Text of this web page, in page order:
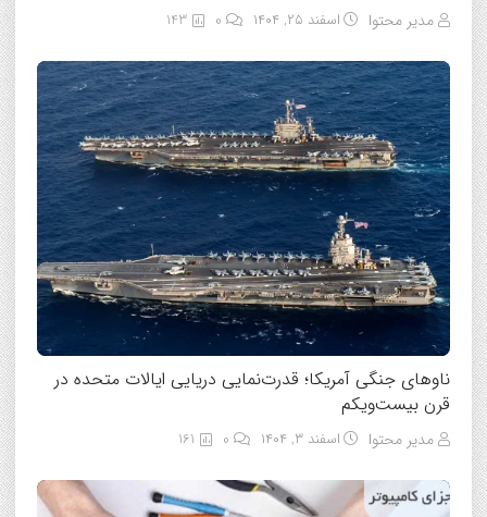
مدیر محتوا اسفند ۲۵, ۱۴۰۴ 143
ناوهای جنگی آمریکا؛ قدرت‌نمایی دریایی ایالات متحده در
قرن بیست‌ویکم
مدیر محتوا اسفند ۳, ۱۴۰۴ 161